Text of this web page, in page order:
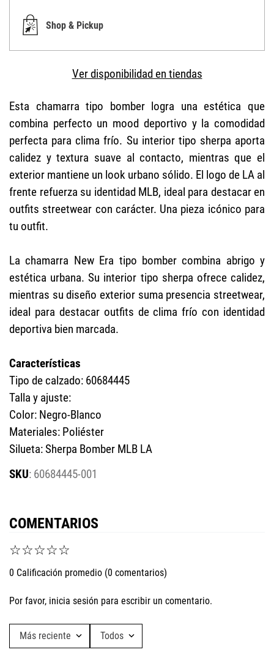
Shop & Pickup
Ver disponibilidad en tiendas
Esta chamarra tipo bomber logra una estética que
combina perfecto un mood deportivo y la comodidad
perfecta para clima frío. Su interior tipo sherpa aporta
calidez y textura suave al contacto, mientras que el
exterior mantiene un look urbano sólido. El logo de LA al
frente refuerza su identidad MLB, ideal para destacar en
outfits streetwear con carácter. Una pieza icónico para
tu outfit.
La chamarra New Era tipo bomber combina abrigo y
estética urbana. Su interior tipo sherpa ofrece calidez,
mientras su diseño exterior suma presencia streetwear,
ideal para destacar outfits de clima frío con identidad
deportiva bien marcada.
Características
Tipo de calzado: 60684445
Talla y ajuste:
Color: Negro-Blanco
Materiales: Poliéster
Silueta: Sherpa Bomber MLB LA
: 60684445-001
COMENTARIOS
☆☆☆☆☆
0 Calificación promedio (0 comentarios)
Por favor, inicia sesión para escribir un comentario.
Más reciente Todos